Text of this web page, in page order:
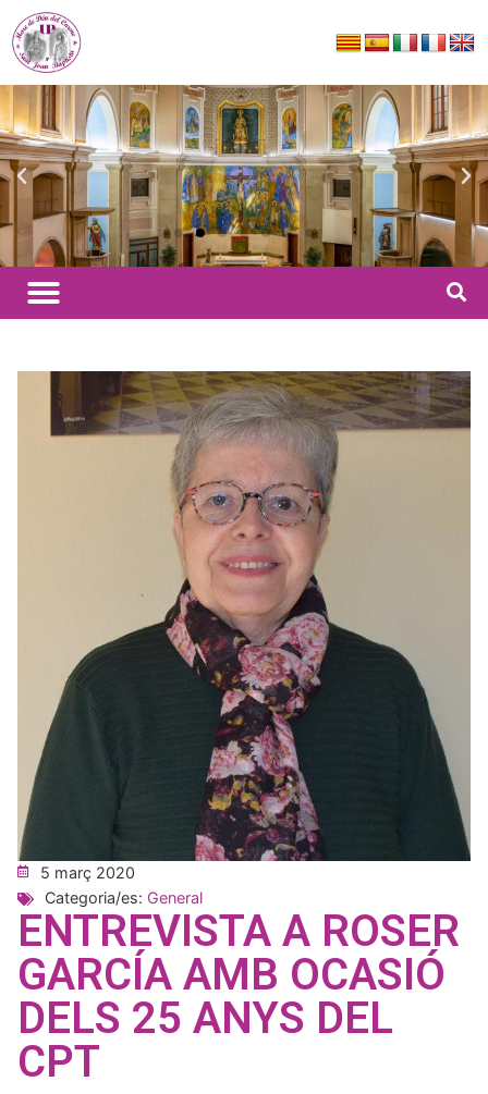
5 març 2020
Categoria/es: General
ENTREVISTA A ROSER
GARCÍA AMB OCASIÓ
DELS 25 ANYS DEL
CPT